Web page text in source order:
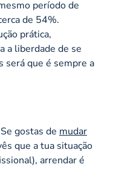
período de
de 54%.
prática,
a liberdade de se
será que é sempre a
gostas de mudar
que a tua situação
arrendar é